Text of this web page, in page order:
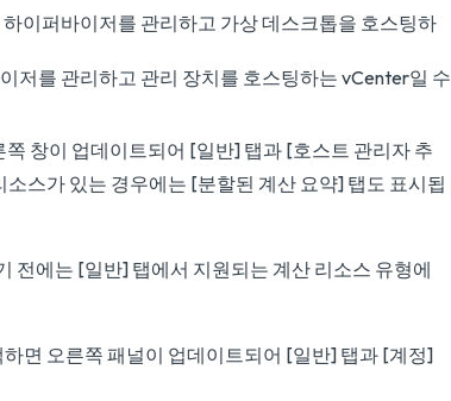
이퍼바이저를 관리하고 가상 데스크톱을 호스팅하
저를 관리하고 관리 장치를 호스팅하는 vCenter일 수
창이 업데이트되어 [일반] 탭과 [호스트 관리자 추
스가 있는 경우에는 [분할된 계산 요약] 탭도 표시됩
전에는 [일반] 탭에서 지원되는 계산 리소스 유형에
면 오른쪽 패널이 업데이트되어 [일반] 탭과 [계정]